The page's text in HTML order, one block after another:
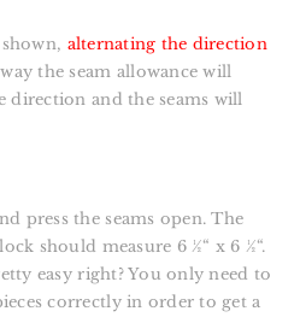
alternating the direction
the seam allowance will
direction and the seams will
press the seams open. The
should measure 6 ½“ x 6 ½“.
easy right? You only need to
correctly in order to get a